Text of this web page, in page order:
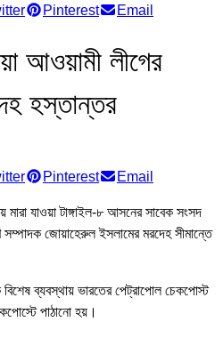
Pinterest Email
আওয়ামী লীগের
হস্তান্তর
Pinterest Email
মারা যাওয়া টাঙ্গাইল-৮ আসনের সাবেক সংসদ
জোয়াহেরুল ইসলামের মরদেহ সীমান্তে
বিশেষ ব্যবস্থায় ভারতের পেট্রাপোল চেকপোস্ট
পাঠানো হয়।